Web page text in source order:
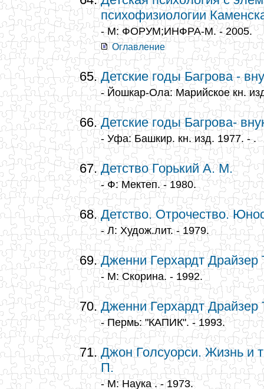
психофизиологии
- М: ФОРУМ;ИНФРА-М. - 2005.
Оглавление
Детские годы Багрова -
- Йошкар-Ола: Марийское кн.
Детские годы Багрова-
- Уфа: Башкир. кн. изд. 1977. - .
Детство Горький А. М.
- Ф: Мектеп. - 1980.
Детство. Отрочество.
- Л: Худож.лит. - 1979.
Дженни Герхардт Драйзер
- М: Скорина. - 1992.
Дженни Герхардт Драйзер
- Пермь: "КАПИК". - 1993.
Джон Голсуорси. Жизнь и
П.
- М: Наука . - 1973.